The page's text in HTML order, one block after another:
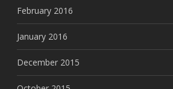
February 2016
January 2016
December 2015